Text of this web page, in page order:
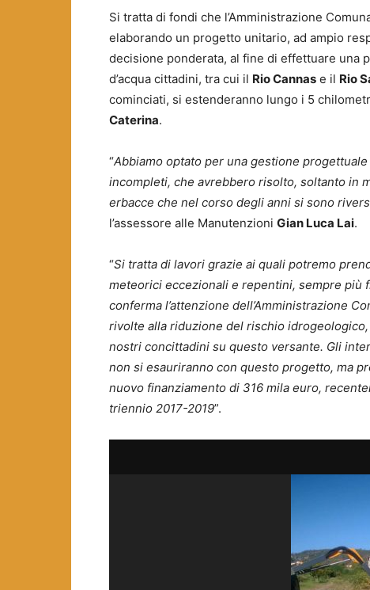
Si tratta di fondi che l’Amministrazione
elaborando un progetto unitario, ad ampio
decisione ponderata, al fine di effettuare una
d’acqua cittadini, tra cui il Rio Cannas e il Rio
cominciati, si estenderanno lungo i 5
Caterina.
“Abbiamo optato per una gestione
incompleti, che avrebbero risolto, soltanto in
erbacce che nel corso degli anni si sono
l’assessore alle Manutenzioni Gian Luca Lai.
“Si tratta di lavori grazie ai quali potremo
meteorici eccezionali e repentini, sempre più
conferma l’attenzione dell’Amministrazione
rivolte alla riduzione del rischio
nostri concittadini su questo versante. Gli
non si esauriranno con questo progetto, ma
nuovo finanziamento di 316 mila euro,
triennio 2017-2019”.